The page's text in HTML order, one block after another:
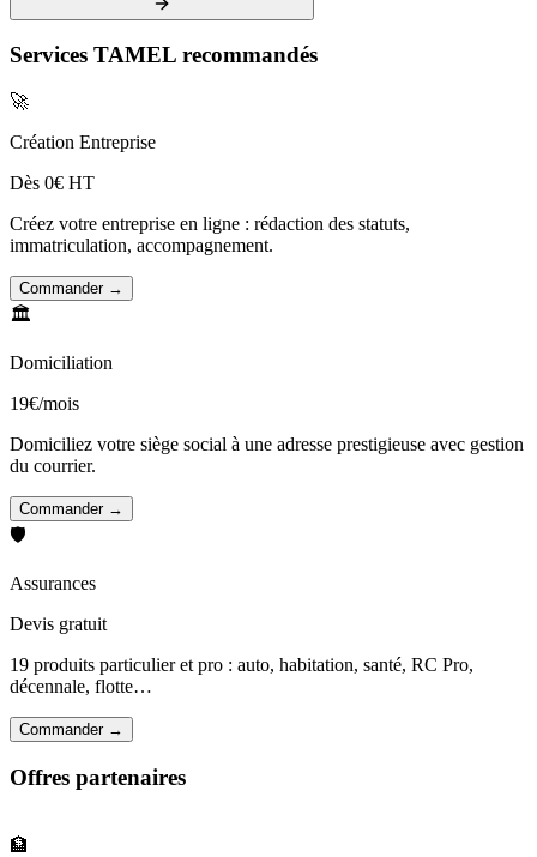
Services TAMEL recommandés
🚀
Création Entreprise
Dès 0€ HT
Créez votre entreprise en ligne : rédaction des statuts,
immatriculation, accompagnement.
Commander →
🏛️
Domiciliation
19€/mois
Domiciliez votre siège social à une adresse prestigieuse avec gestion
du courrier.
Commander →
🛡️
Assurances
Devis gratuit
19 produits particulier et pro : auto, habitation, santé, RC Pro,
décennale, flotte…
Commander →
Offres partenaires
🏦